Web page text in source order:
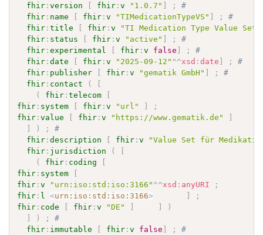
fhir :version fhir :v "1.0.7" ;
#
fhir : name fhir :v "TIMedicationTypeVS" ;
#
fhir :title fhir :v "TI Medication Type Value Set"
fhir : status fhir :v "active" ;
#
fhir :experimental fhir :v false ;
#
fhir :date fhir :v "2025-09-12" ^^xsd :date ;
#
fhir : publisher fhir :v "gematik GmbH" ;
#
fhir : contact (
(
fhir :telecom
fhir : system fhir :v "url"
;
fhir :value fhir :v "https://www.gematik.de"
) ;
#
fhir :description fhir :v
"Value Set für
fhir : jurisdiction (
(
fhir : coding
fhir : system
fhir :v "urn:iso:std:iso:3166" ^^xsd : anyURI
;
fhir : l <urn:iso:std:iso:3166>
;
fhir : code fhir :v "DE"
)
) ;
#
fhir : immutable fhir :v false ;
#